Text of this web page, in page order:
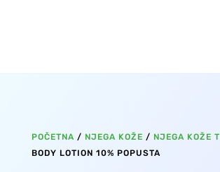
POČETNA / NJEGA KOŽE / NJEGA KOŽE
BODY LOTION 10% POPUSTA